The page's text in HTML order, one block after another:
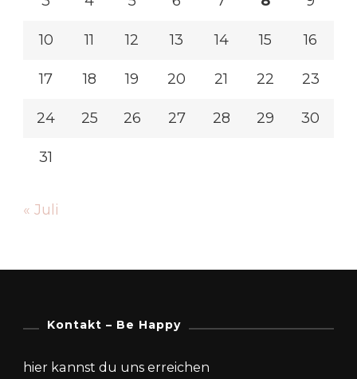
10 11 12 13 14 15 16
17 18 19 20 21 22 23
24 25 26 27 28 29 30
31
« Juli
Kontakt – Be Happy
hier kannst du uns erreichen